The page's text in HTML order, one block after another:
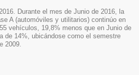
Durante el mes de Junio de 2016, la
A (automóviles y utilitarios) continúo en
vehículos, 19,8% menos que en Junio de
de 14%, ubicándose como el semestre
2009.